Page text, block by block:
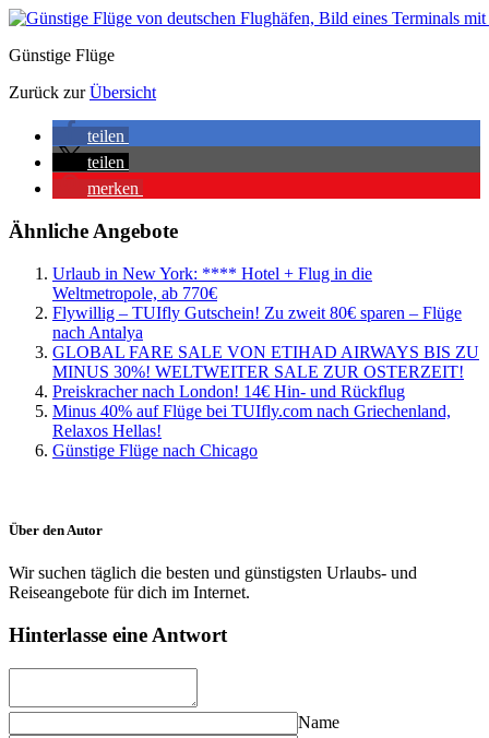
Günstige Flüge
Zurück zurÜbersicht
teilen
teilen
merken
Ähnliche Angebote
Urlaub in New York: **** Hotel + Flug in die
Weltmetropole, ab 770€
Flywillig – TUIfly Gutschein! Zu zweit 80€ sparen – Flüge
nach Antalya
GLOBAL FARE SALE VON ETIHAD AIRWAYS BIS ZU
MINUS 30%! WELTWEITER SALE ZUR OSTERZEIT!
Preiskracher nach London! 14€ Hin- und Rückflug
Minus 40% auf Flüge bei TUIfly.com nach Griechenland,
Relaxos Hellas!
Günstige Flüge nach Chicago
Über den Autor
Wir suchen täglich die besten und günstigsten Urlaubs- und
Reiseangebote für dich im Internet.
Hinterlasse eine Antwort
Name